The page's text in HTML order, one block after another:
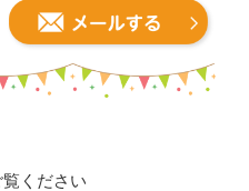
ください